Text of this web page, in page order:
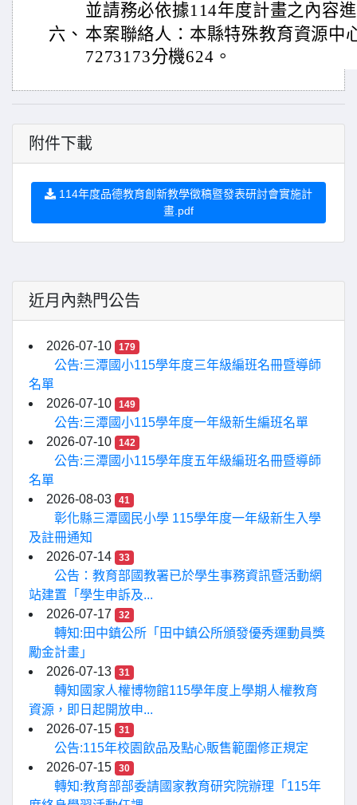
並請務必依據114年度計畫之內容
六、 本案聯絡人：本縣特殊教育資源中
7273173分機624。
附件下載
114年度品德教育創新教學徵稿暨發表研討會實施計
畫.pdf
近月內熱門公告
2026-07-10 179
公告:三潭國小115學年度三年級編班名冊暨導師
名單
2026-07-10
149
公告:三潭國小115學年度一年級新生編班名單
2026-07-10
142
公告:三潭國小115學年度五年級編班名冊暨導師
名單
2026-08-03
41
彰化縣三潭國民小學 115學年度一年級新生入學
及註冊通知
2026-07-14
33
公告：教育部國教署已於學生事務資訊暨活動網
站建置「學生申訴及...
2026-07-17
32
轉知:田中鎮公所「田中鎮公所頒發優秀運動員獎
勵金計畫」
2026-07-13
31
轉知國家人權博物館115學年度上學期人權教育
資源，即日起開放申...
2026-07-15
31
公告:115年校園飲品及點心販售範圍修正規定
2026-07-15
30
轉知:教育部部委請國家教育研究院辦理「115年